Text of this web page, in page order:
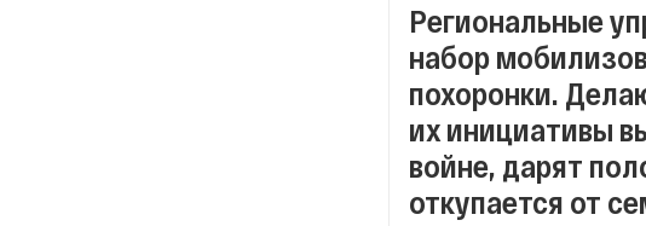
Региональные
набор
похоронки.
их инициативы
войне, дарят
откупается от